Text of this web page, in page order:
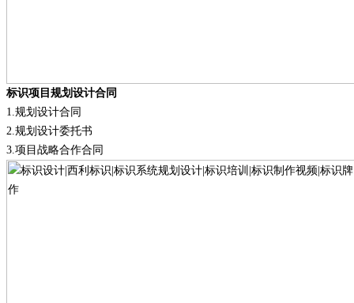
标识项目规划设计合同
1. 规划设计合同
2. 规划设计委托书
3. 项目战略合作合同